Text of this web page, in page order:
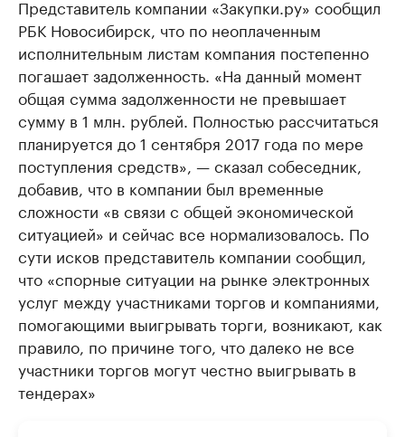
Представитель компании «Закупки.ру» сообщил
РБК Новосибирск, что по неоплаченным
исполнительным листам компания постепенно
погашает задолженность. «На данный момент
общая сумма задолженности не превышает
сумму в 1 млн. рублей. Полностью рассчитаться
планируется до 1 сентября 2017 года по мере
поступления средств», — сказал собеседник,
добавив, что в компании был временные
сложности «в связи с общей экономической
ситуацией» и сейчас все нормализовалось. По
сути исков представитель компании сообщил,
что «спорные ситуации на рынке электронных
услуг между участниками торгов и компаниями,
помогающими выигрывать торги, возникают, как
правило, по причине того, что далеко не все
участники торгов могут честно выигрывать в
тендерах»